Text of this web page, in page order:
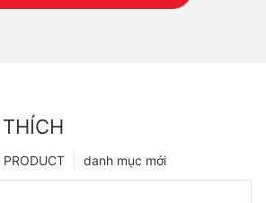
danh mục mới
PRODUCT